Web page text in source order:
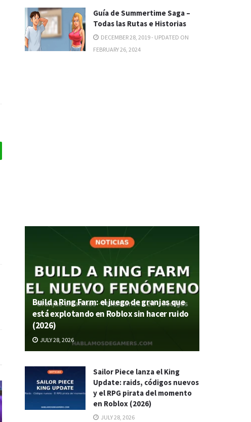
Guía de Summertime Saga –
Todas las Rutas e Historias
DECEMBER 28, 2019 - UPDATED ON
FEBRUARY 26, 2024
Build a Ring Farm: el juego de granjas que
está explotando en Roblox sin hacer ruido
(2026)
JULY 28, 2026
Sailor Piece lanza el King
Update: raids, códigos nuevos
y el RPG pirata del momento
en Roblox (2026)
JULY 28, 2026